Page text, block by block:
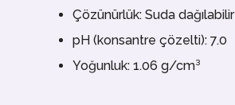
Çözünürlük: Suda dağılabilir
pH (konsantre çözelti): 7.0
Yoğunluk: 1.06 g/cm³